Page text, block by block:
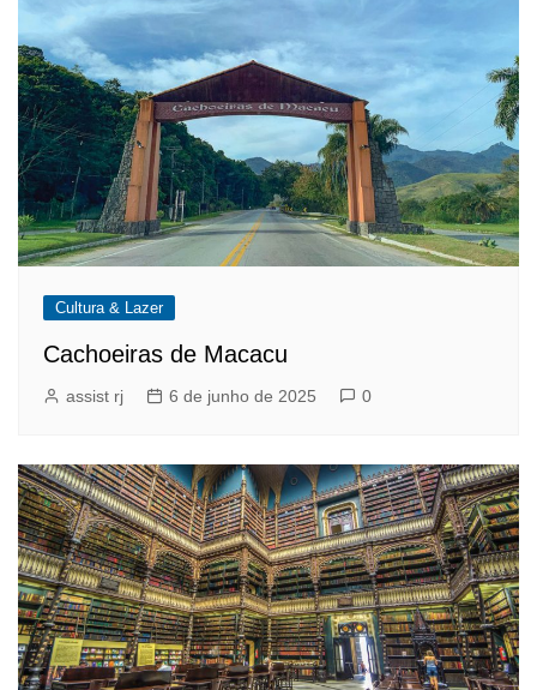
Cultura & Lazer
Cachoeiras de Macacu
assist rj 6 de junho de 2025 0